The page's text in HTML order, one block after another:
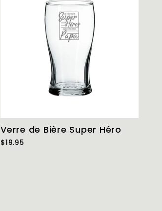
Verre de Bière Super Héro
$19.95